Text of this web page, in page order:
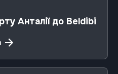
Анталії до Beldibi